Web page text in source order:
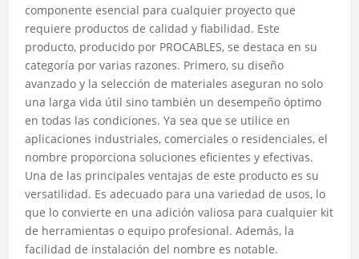
componente esencial para cualquier proyecto que
requiere productos de calidad y fiabilidad. Este
producto, producido por PROCABLES, se destaca en su
categoría por varias razones. Primero, su diseño
avanzado y la selección de materiales aseguran no solo
una larga vida útil sino también un desempeño óptimo
en todas las condiciones. Ya sea que se utilice en
aplicaciones industriales, comerciales o residenciales, el
nombre proporciona soluciones eficientes y efectivas.
Una de las principales ventajas de este producto es su
versatilidad. Es adecuado para una variedad de usos, lo
que lo convierte en una adición valiosa para cualquier kit
de herramientas o equipo profesional. Además, la
facilidad de instalación del nombre es notable.